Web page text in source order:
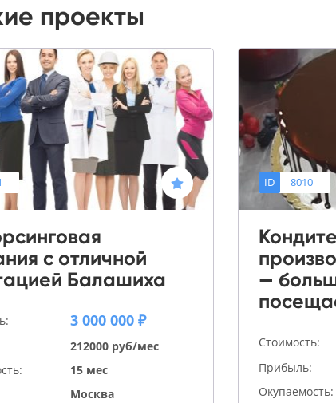
проекты
с отличной
Балашиха
3 000 000 ₽
212000 руб/мес
15 мес
Москва
ID 8010
—
Стоимость:
Прибыль:
Окупаемость: